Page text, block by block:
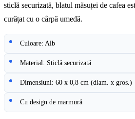
sticlă securizată, blatul măsuței de cafea
curățat cu o cârpă umedă.
Culoare: Alb
Material: Sticlă securizată
Dimensiuni: 60 x 0,8 cm (diam. x gros.)
Cu design de marmură